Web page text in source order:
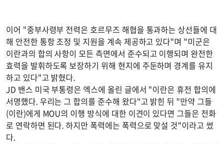
이어 "중부사령부 전력은 호르무즈 해협을 통과하는 상선들에 대
해 안전한 통항 조정 및 지원을 계속 제공하고 있다"며 "미군은
이란과의 합의 사항이 모든 측면에서 준수되고 이행되며 완전한
효력을 발휘하도록 보장하기 위해 현지에 주둔하며 경계를 유지
하고 있다"고 밝혔다.
JD 밴스 미국 부통령은 엑스에 올린 글에서 "이란은 휴전 합의에
서명했다. 우리는 그 합의를 준수해 왔다"고 밝힌 뒤 "만약 그들
(이란)에게 MOU의 이행 방식에 대한 이견이 있다면 그들은 전화
로 연락하면 된다. 하지만 폭력에는 폭력으로 맞설 것"이라고 썼
다.